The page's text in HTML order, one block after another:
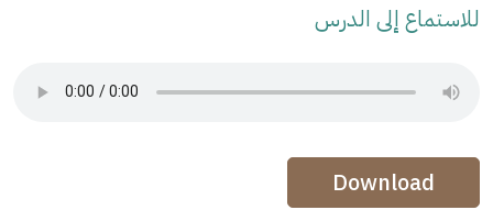
للاستماع إلى الدرس
Audio Stream
Audio Stream
Download